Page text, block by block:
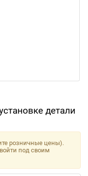
детали
розничные цены).
под своим